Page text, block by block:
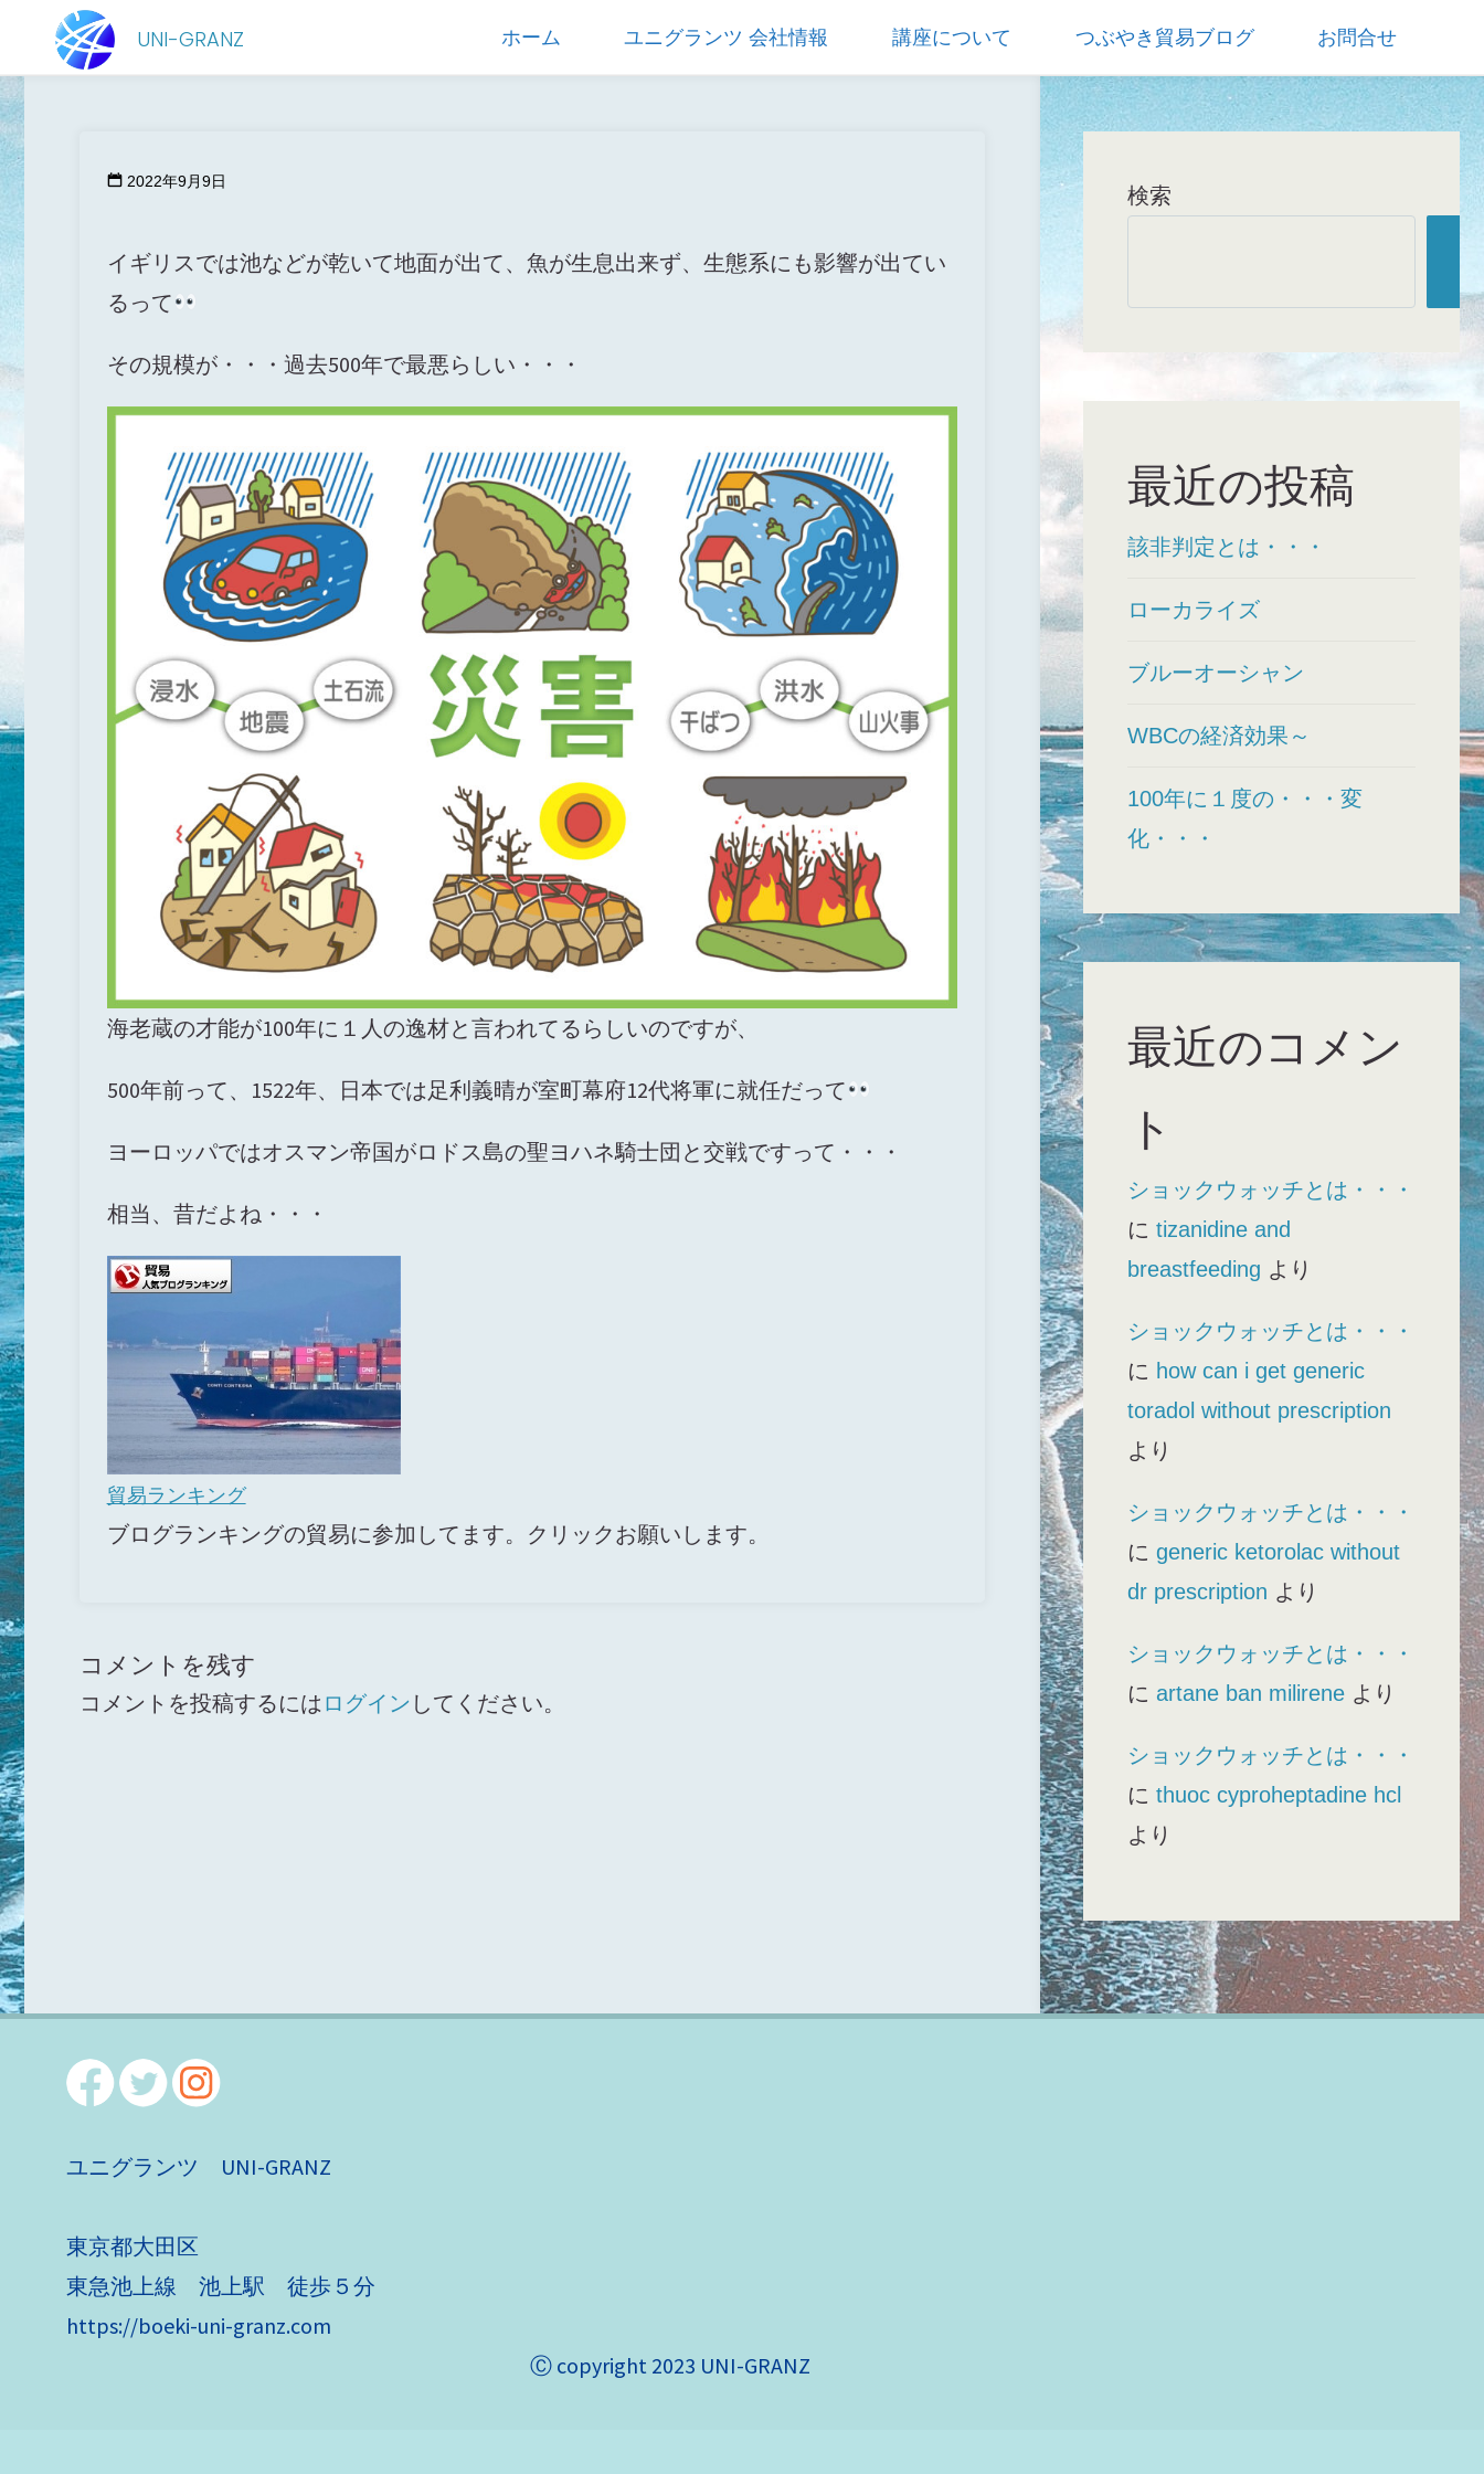
テ
ン
ツ
ス
プ
UNI-GRANZ ホーム ユニグランツ 会社情報 講座について つぶやき貿易ブログ お問合せ
異常気象で夏の間、ヨーロッパでは全く雨が降らなくて・・・
では全く雨が降らなくて・・・
2022年9月9日
イギリスでは池などが乾いて地面が出て、魚が生息出来ず、生態系にも影響が出てい
るって
その規模が・・・過去500年で最悪らしい・・・
海老蔵の才能が100年に１人の逸材と言われてるらしいのですが、
500年前って、1522年、日本では足利義晴が室町幕府12代将軍に就任だって
ヨーロッパではオスマン帝国がロドス島の聖ヨハネ騎士団と交戦ですって・・・
相当、昔だよね・・・
貿易ランキング
ブログランキングの貿易に参加してます。クリックお願いします。
コメントを残す
コメントを投稿するにはログイン してください。
検索
最近の投稿
該非判定とは・・・
ローカライズ
ブルーオーシャン
WBCの経済効果～
100年に１度の・・・変
化・・・
最近のコメン
ト
ショックウォッチとは・・・
に tizanidine and
breastfeeding より
ショックウォッチとは・・・
に how can i get generic
toradol without prescription
より
ショックウォッチとは・・・
に generic ketorolac without
dr prescription より
ショックウォッチとは・・・
に artane ban milirene より
ショックウォッチとは・・・
に thuoc cyproheptadine hcl
より
ユニグランツ UNI-GRANZ
東京都大田区
東急池上線 池上駅 徒歩５分
https://boeki-uni-granz.com
Ⓒ copyright 2023 UNI-GRANZ